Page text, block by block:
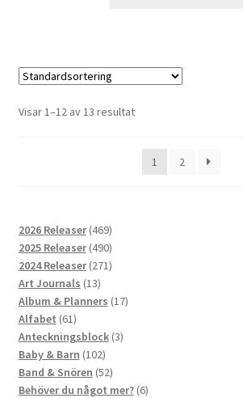
Visar 1–12 av 13 resultat
1 2
2026 Releaser 469469
produkter
2025 Releaser 490490
produkter
2024 Releaser 271271
Art Journals 1313
produkter
Album & Planners 1717
Alfabet 6161
produkter
Anteckningsblock 33
Baby & Barn 102102
produkter
Band & Snören 5252
produkter
Behöver du något mer? 66